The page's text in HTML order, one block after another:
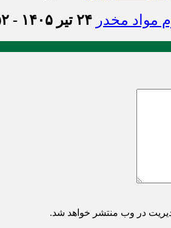
۲۴ تیر ۱۴۰۵ - ۰:۵۲
در وب منتشر خواهد شد.